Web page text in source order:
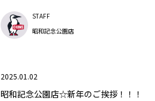
STAFF
昭和記念公園店
2025.01.02
昭和記念公園店☆新年のご挨拶！！！